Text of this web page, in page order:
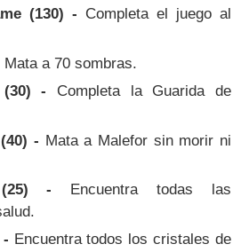
(130) - Completa el juego al
Mata a 70 sombras.
(30) - Completa la Guarida de
- Mata a Malefor sin morir ni
(25) -
Encuentra todas las
- Encuentra todos los cristales de